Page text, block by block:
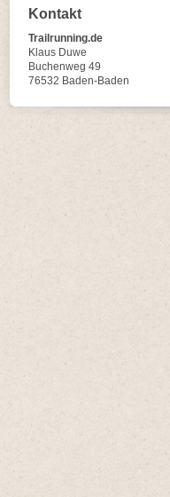
Kontakt
Trailrunning.de
Klaus Duwe
Buchenweg 49
76532 Baden-Baden